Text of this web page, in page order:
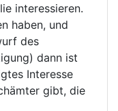
interessieren.
haben, und
des
dann ist
Interesse
gibt, die